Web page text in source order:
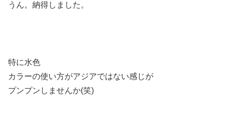
うん。納得しました。
特に水色
カラーの使い方がアジアではない感じが
プンプンしませんか(笑)